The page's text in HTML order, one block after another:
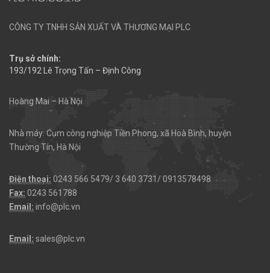
CÔNG TY TNHH SẢN XUẤT VÀ THƯƠNG MẠI PLC
Trụ sở chính:
193/192 Lê Trọng Tấn – Định Công
Hoàng Mai – Hà Nội
Nhà máy: Cụm công nghiệp Tiền Phong, xã Hoà Bình, huyện
Thường Tín, Hà Nội
Điện thoại: 0243 566 5479/ 3 640 3731/ 0913578498
Fax: 0243 561788
Email: info@plc.vn
Email: sales@plc.vn